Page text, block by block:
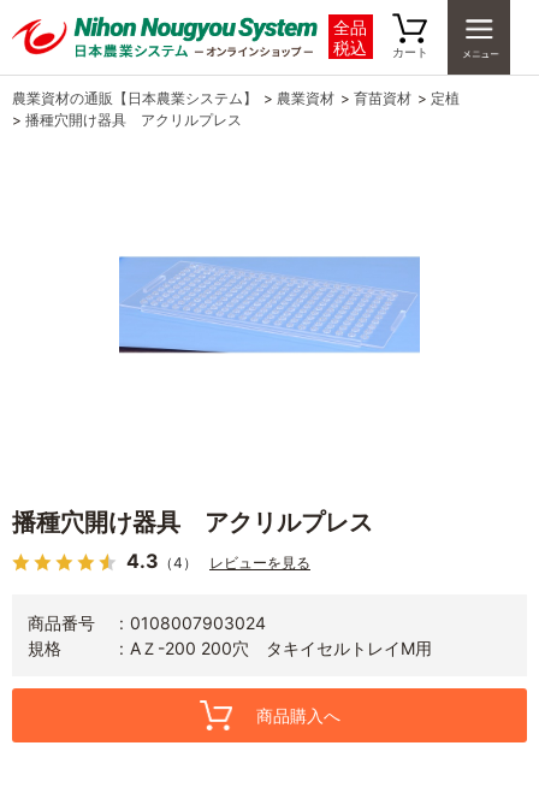
全品
税込
カート
農業資材の通販【日本農業システム】 > 農業資材 > 育苗資材 > 定植
> 播種穴開け器具 アクリルプレス
播種穴開け器具 アクリルプレス
4.3 （4） レビューを見る
商品番号
0108007903024
規格
AＺ-200 200穴 タキイセルトレイM用
商品購入へ